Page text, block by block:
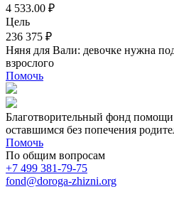
4 533.00 ₽
Цель
236 375 ₽
Няня для Вали: девочке нужна
взрослого
Помочь
Благотворительный фонд помощи
оставшимся без попечения
Помочь
По общим вопросам
+7 499 381-79-75
fond@doroga-zhizni.org